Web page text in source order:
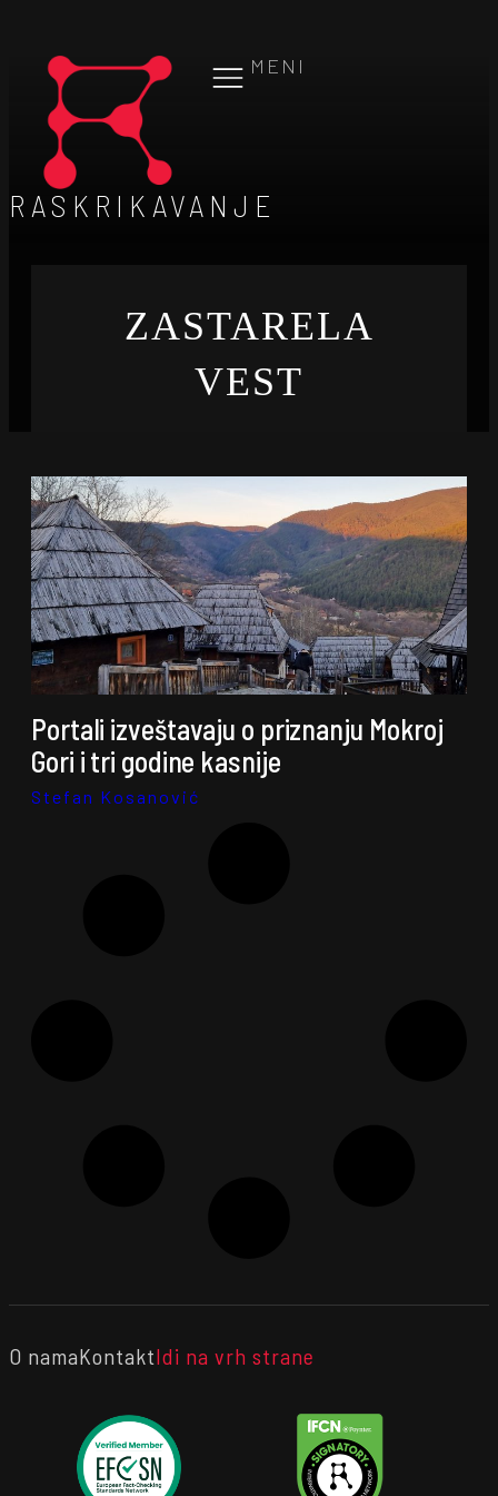
MENI
RASKRIKAVANJE
ZASTARELA
VEST
Portali izveštavaju o priznanju Mokroj
Gori i tri godine kasnije
Stefan Kosanović
O namaKontaktIdi na vrh strane